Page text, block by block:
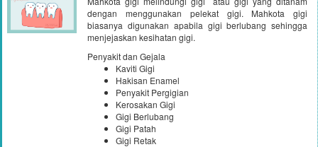
dengan menggunakan pelekat gigi. Mahkota gigi
biasanya digunakan apabila gigi berlubang sehingga
menjejaskan kesihatan gigi.
Penyakit dan Gejala
Kaviti Gigi
Hakisan Enamel
Penyakit Pergigian
Kerosakan Gigi
Gigi Berlubang
Gigi Patah
Gigi Retak